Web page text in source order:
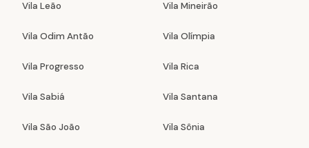
Vila Leão Vila Mineirão
Vila Odim Antão Vila Olímpia
Vila Progresso Vila Rica
Vila Sabiá Vila Santana
Vila São João Vila Sônia